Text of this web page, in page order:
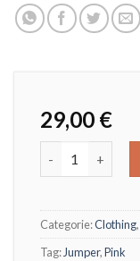
29,00 €
Categorie:Clothing,
Tag: Jumper,Pink